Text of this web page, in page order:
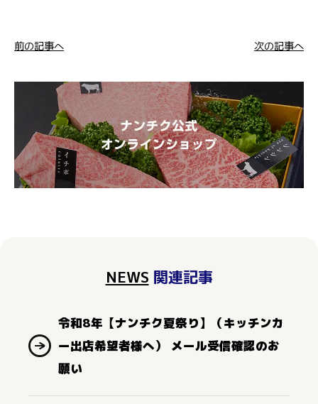
前の記事へ 次の記事へ
NEWS 関連記事
令和8年【ナンチク夏祭り】（キッチンカ
ー出店希望者様へ） メール受信確認のお
願い